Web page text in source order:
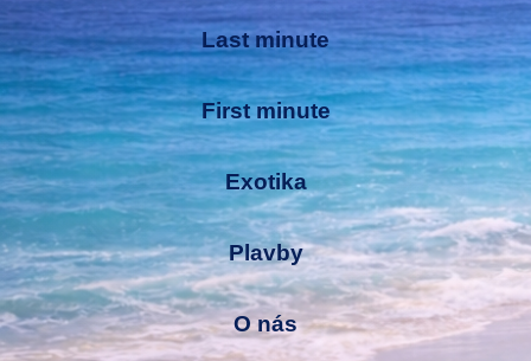
Last minute
First minute
Exotika
Plavby
O nás